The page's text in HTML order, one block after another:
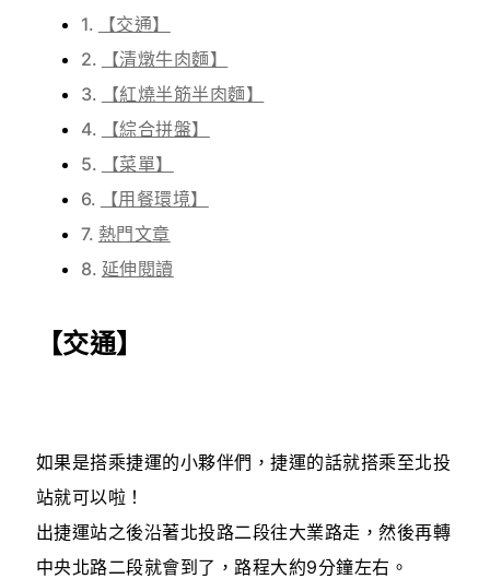
【交通】
【清燉牛肉麵】
【紅燒半筋半肉麵】
【綜合拼盤】
【菜單】
【用餐環境】
熱門文章
延伸閱讀
【交通】
如果是搭乘捷運的小夥伴們，捷運的話就搭乘至北投
站就可以啦！
出捷運站之後沿著北投路二段往大業路走，然後再轉
中央北路二段就會到了，路程大約9分鐘左右。